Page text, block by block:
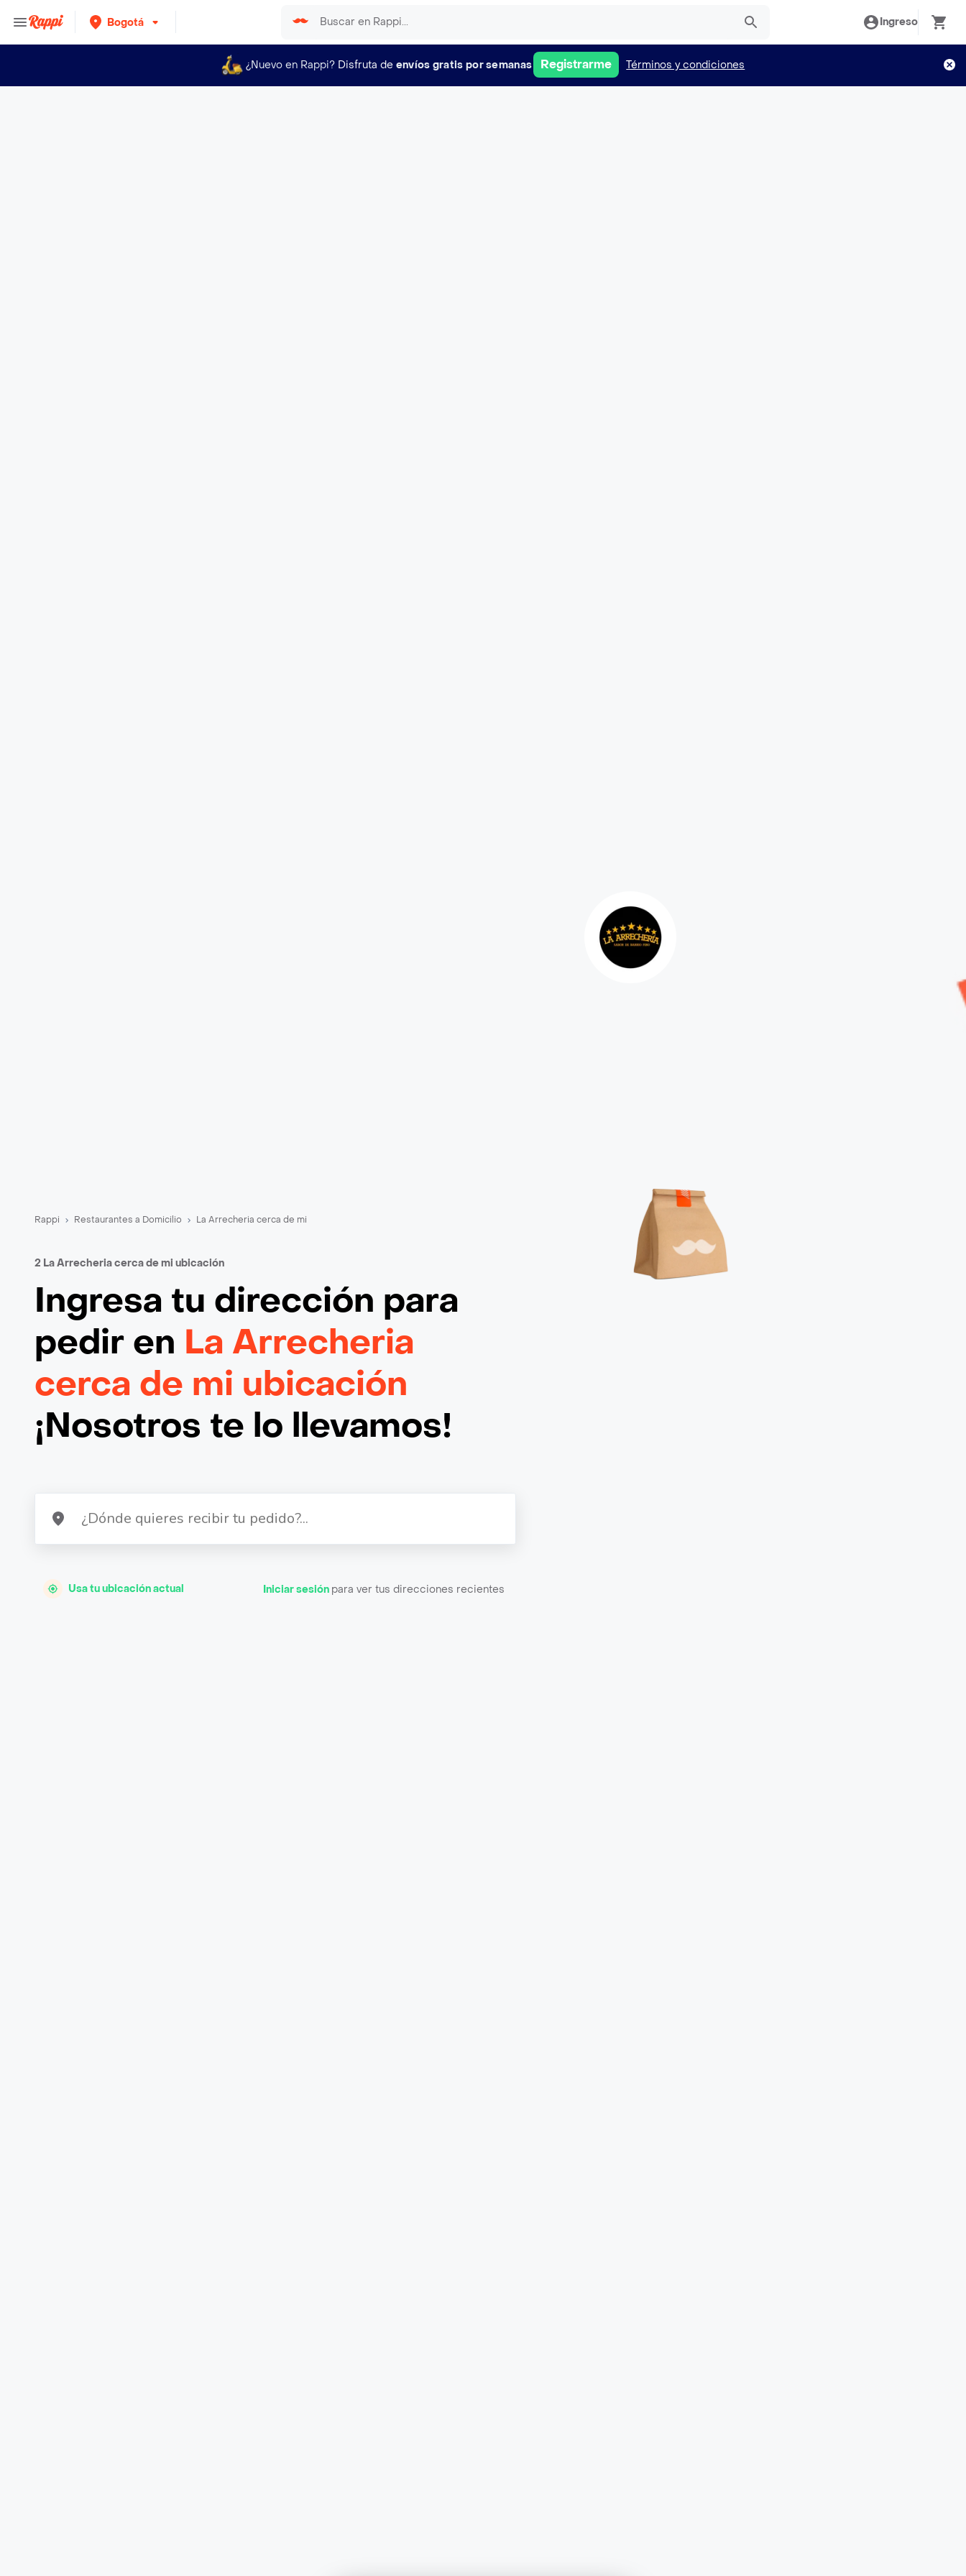
Bogotá Ingreso
¿Nuevo en Rappi? Disfruta de envíos gratis por semanas Registrarme Términos y condiciones
Rappi Restaurantes a Domicilio La Arrecheria cerca de mi
2 La Arrecheria cerca de mi ubicación
Ingresa tu dirección para
pedir en La Arrecheria
cerca de mi ubicación
¡Nosotros te lo llevamos!
Usa tu ubicación actual Iniciar sesión para ver tus direcciones recientes